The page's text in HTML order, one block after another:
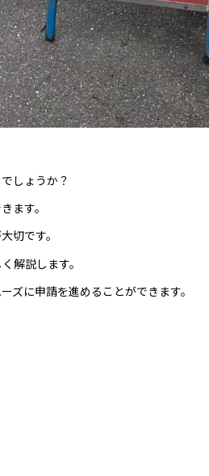
しょうか？
ます。
切です。
解説します。
ズに申請を進めることができます。